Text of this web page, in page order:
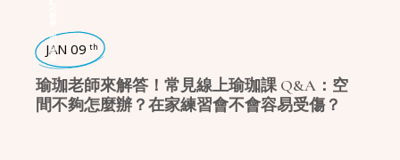
瑜珈學堂
JAN 09 th
瑜珈老師來解答！常見線上瑜珈課 Q&A：空
間不夠怎麼辦？在家練習會不會容易受傷？